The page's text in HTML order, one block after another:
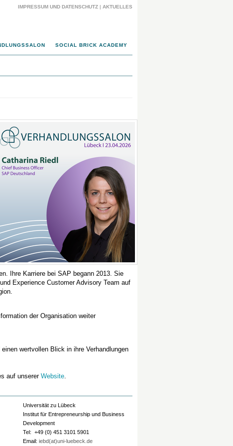
IMPRESSUM UND DATENSCHUTZ | AKTUELLES
SOCIAL BRICK ACADEMY
Ihre Karriere bei SAP begann 2013. Sie
Experience Customer Advisory Team auf
der Organisation weiter
wertvollen Blick in ihre Verhandlungen
auf unserer Website.
Universität zu Lübeck
Institut für Entrepreneurship und Business
Development
Tel: +49 (0) 451 3101 5901
Email: iebd(at)uni-luebeck.de